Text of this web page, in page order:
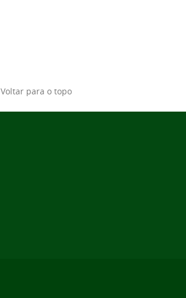
Voltar para o topo